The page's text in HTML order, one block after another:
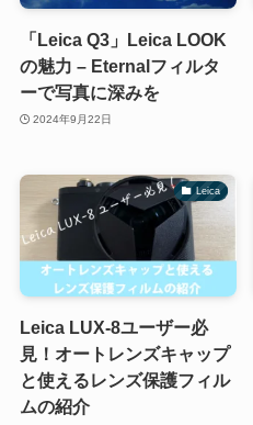
「Leica Q3」Leica LOOK
の魅力 – Eternalフィルタ
ーで写真に深みを
2024年9月22日
Leica
Leica LUX-8ユーザー必
見！オートレンズキャップ
と使えるレンズ保護フィル
ムの紹介